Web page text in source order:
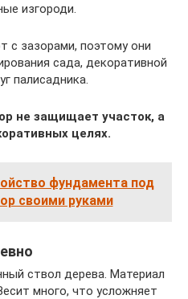
изгороди.
с зазорами, поэтому они
сада, декоративной
палисадника.
не защищает участок, а
целях.
фундамента под
своими руками
ствол дерева. Материал
много, что усложняет